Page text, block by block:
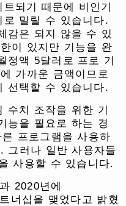
되기 때문에 비인기
밀릴 수 있습니다.
감은 되지 않을 수 있
이 있지만 기능을 완
정액 5달러로 프로 기
가까운 금액이므로
선택할 수 있습니다.
수치 조작을 위한 기
능을 필요로 하는 경
프로그램을 사용하
그러나 일반 사용자들
사용할 수 있습니다.
2020년에
너십을 맺었다고 밝혔